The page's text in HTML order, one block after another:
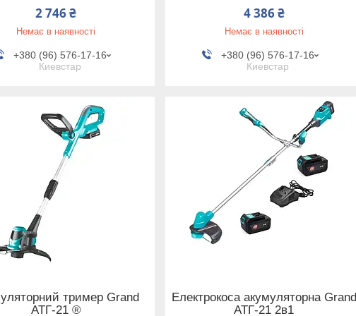
2 746 ₴
Немає в наявності
+380 (96) 576-17-16
Киевстар
4 386 ₴
Немає в наявності
+380 (96) 576-17-16
Киевстар
тример Grand
АТГ-21 ®
Електрокоса акумуляторна Grand
АТГ-21 2в1